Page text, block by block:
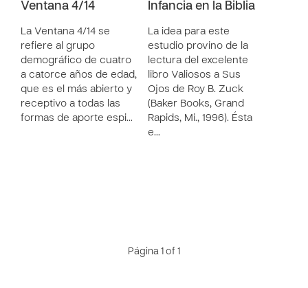
Ventana 4/14
La Ventana 4/14 se
refiere al grupo
demográfico de cuatro
a catorce años de edad,
que es el más abierto y
receptivo a todas las
formas de aporte espi…
Infancia en la Biblia
La idea para este
estudio provino de la
lectura del excelente
libro Valiosos a Sus
Ojos de Roy B. Zuck
(Baker Books, Grand
Rapids, Mi., 1996). Ésta
e…
Página 1 of 1